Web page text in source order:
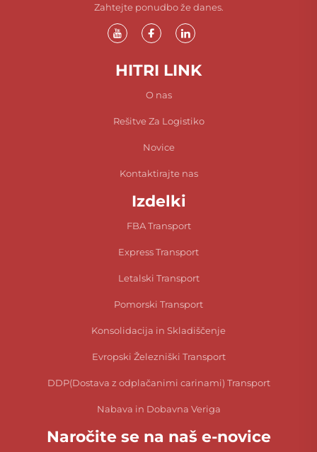
Zahtejte ponudbo že danes.
HITRI LINK
O nas
Rešitve Za Logistiko
Novice
Kontaktirajte nas
Izdelki
FBA Transport
Express Transport
Letalski Transport
Pomorski Transport
Konsolidacija in Skladiščenje
Evropski Železniški Transport
DDP(Dostava z odplačanimi carinami) Transport
Nabava in Dobavna Veriga
Naročite se na naš e-novice